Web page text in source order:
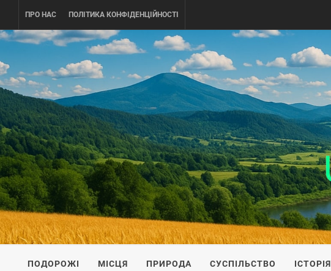
content
ПРО НАС ПОЛІТИКА КОНФІДЕНЦІЙНОСТІ
UKRAINE-IS
ПОДОРОЖI ПО УКРАЇНІ
ПОДОРОЖІ МІСЦЯ ПРИРОДА СУСПІЛЬСТВО ІСТОРІЯ